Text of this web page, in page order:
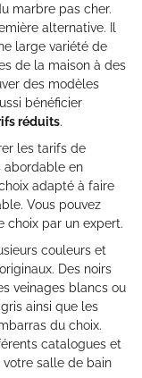
marbre pas cher.
alternative. Il
large variété de
de la maison à des
des modèles
bénéficier
réduits.
les tarifs de
abordable en
adapté à faire
Vous pouvez
choix par un expert.
couleurs et
Des noirs
veinages blancs ou
ainsi que les
du choix.
catalogues et
salle de bain